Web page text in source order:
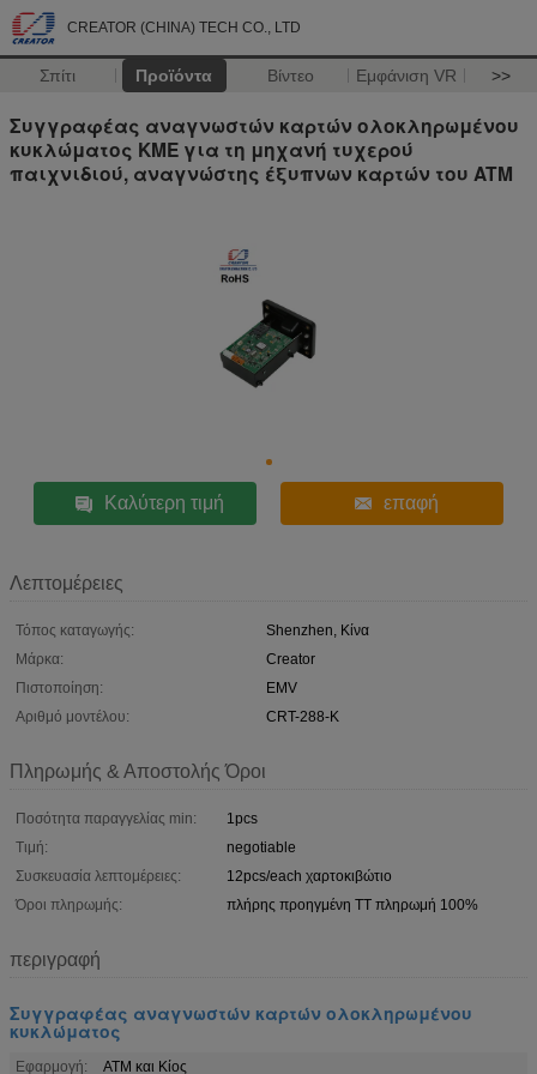
CREATOR (CHINA) TECH CO., LTD
Σπίτι Προϊόντα Βίντεο Εμφάνιση VR >>
Συγγραφέας αναγνωστών καρτών ολοκληρωμένου
κυκλώματος ΚΜΕ για τη μηχανή τυχερού
παιχνιδιού, αναγνώστης έξυπνων καρτών του ATM
Καλύτερη τιμή επαφή
Λεπτομέρειες
Τόπος καταγωγής:
Shenzhen, Κίνα
Μάρκα:
Creator
Πιστοποίηση:
EMV
Αριθμό μοντέλου:
CRT-288-Κ
Πληρωμής & Αποστολής Όροι
Ποσότητα παραγγελίας min:
1pcs
Τιμή:
negotiable
Συσκευασία λεπτομέρειες:
12pcs/each χαρτοκιβώτιο
Όροι πληρωμής:
πλήρης προηγμένη TT πληρωμή 100%
περιγραφή
Συγγραφέας αναγνωστών καρτών ολοκληρωμένου
κυκλώματος
Εφαρμογή:
ΑΤΜ και Κίος